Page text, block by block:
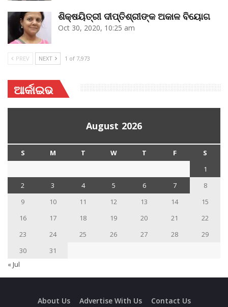
ଶିକ୍ଷୟିତ୍ରୀ ଦୀପ୍ତିଶ୍ରୀଙ୍କ ଅକାଳ ବିୟୋଗ
Oct 30, 2020, 10:25 am
PREV NEXT 1 of 7,973
ଆର୍କାଇଭ
August 2026
S M T W T F
S
1
2
3 4 5 6 7
8
9
10 11 12 13 14
15
16
17 18 19 20 21
22
23
24 25 26 27 28
29
30
31
« Jul
About Us Advertise With Us Contact Us